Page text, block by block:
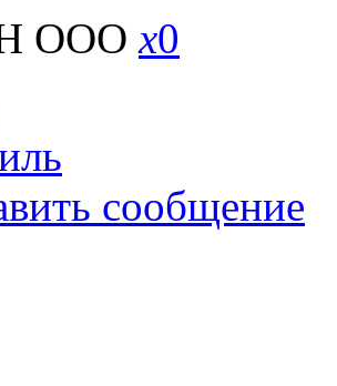
ОООx0
сообщение